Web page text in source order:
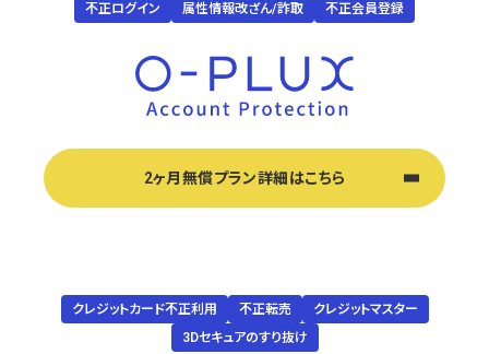
不正ログイン 属性情報改ざん/詐取 不正会員登録
2ヶ月無償プラン詳細はこちら
クレジットカード不正利用 不正転売
クレジットマスター
3Dセキュアのすり抜け